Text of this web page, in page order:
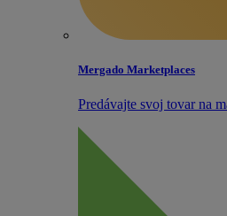
Mergado Marketplaces
Predávajte svoj tovar na